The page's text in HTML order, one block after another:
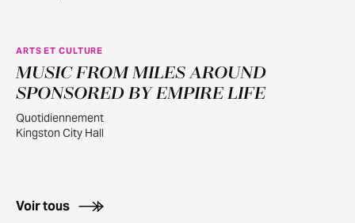
JUILL.
30
ARTS ET CULTURE
MUSIC FROM MILES AROUND
SPONSORED BY EMPIRE LIFE
Quotidiennement
Kingston City Hall
Voir tous